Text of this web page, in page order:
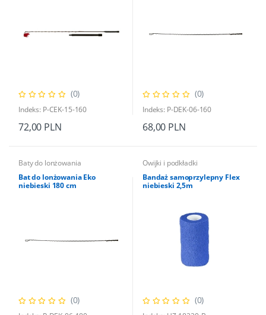
(0)
Indeks: P-CEK-15-160
72,00 PLN
(0)
Indeks: P-DEK-06-160
68,00 PLN
Baty do lonżowania
Bat do lonżowania Eko
niebieski 180 cm
(0)
Owijki i podkładki
Bandaż samoprzylepny Flex
niebieski 2,5m
(0)